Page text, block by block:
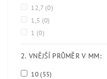
12,7 (0)
1,5 (0)
1 (0)
2. VNĚJŠÍ PRŮMĚR V MM:
10(55)